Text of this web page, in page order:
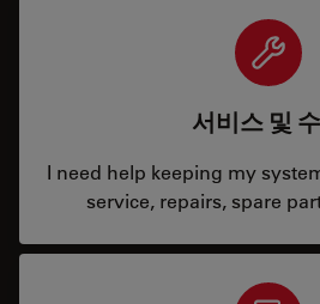
서비스 및
I need help keeping my
service, repairs, spare